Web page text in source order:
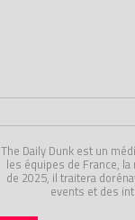
The Daily Dunk est un
les équipes de France,
de 2025, il traitera
events et des